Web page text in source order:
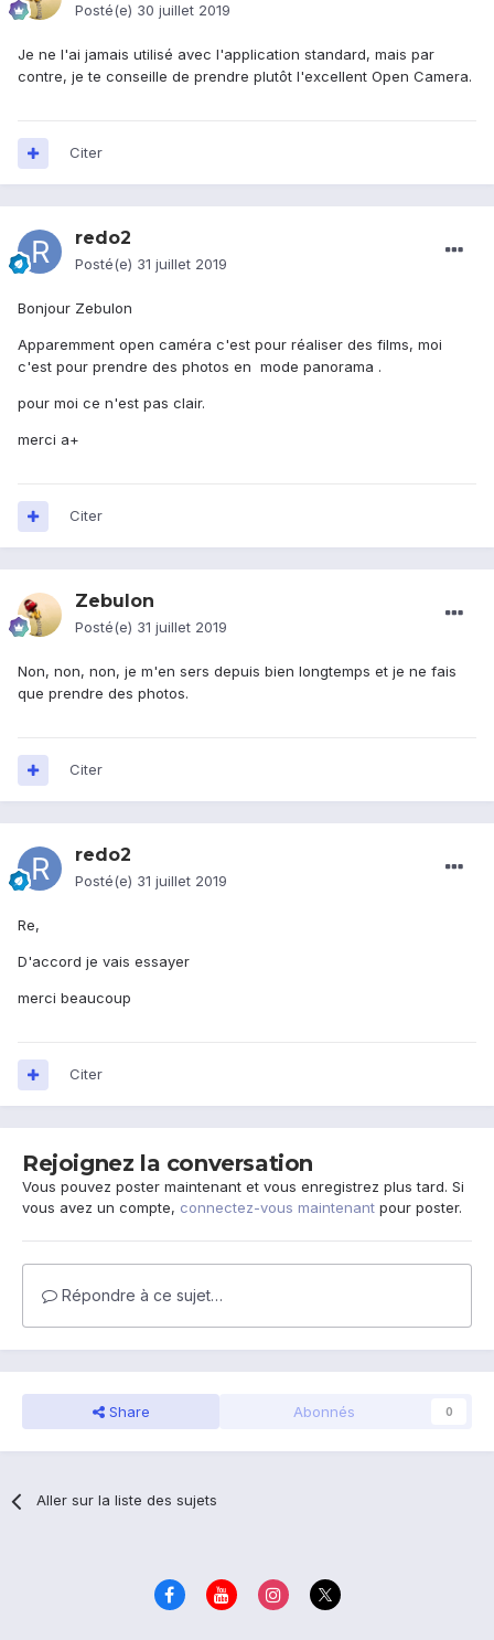
Posté(e) 30 juillet 2019
Je ne l'ai jamais utilisé avec l'application standard, mais par
contre, je te conseille de prendre plutôt l'excellent Open Camera.
Citer
redo2
Posté(e) 31 juillet 2019
Bonjour Zebulon
Apparemment open caméra c'est pour réaliser des films, moi
c'est pour prendre des photos en mode panorama .
pour moi ce n'est pas clair.
merci a+
Citer
Zebulon
Posté(e) 31 juillet 2019
Non, non, non, je m'en sers depuis bien longtemps et je ne fais
que prendre des photos.
Citer
redo2
Posté(e) 31 juillet 2019
Re,
D'accord je vais essayer
merci beaucoup
Citer
Rejoignez la conversation
Vous pouvez poster maintenant et vous enregistrez plus tard. Si
vous avez un compte, connectez-vous maintenant pour poster.
Répondre à ce sujet…
Share Abonnés 0
Aller sur la liste des sujets